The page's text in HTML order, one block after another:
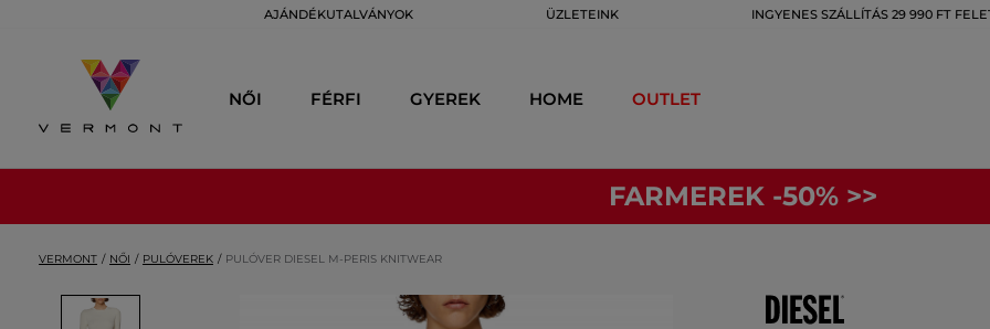
AJÁNDÉKUTALVÁNYOK ÜZLETEINK INGYENES SZÁLLÍTÁS 29 990 FT
NŐI FÉRFI GYEREK HOME OUTLET
FARMEREK -50% >>
VERMONT NŐI PULÓVEREK PULÓVER DIESEL M-PERIS KNITWEAR